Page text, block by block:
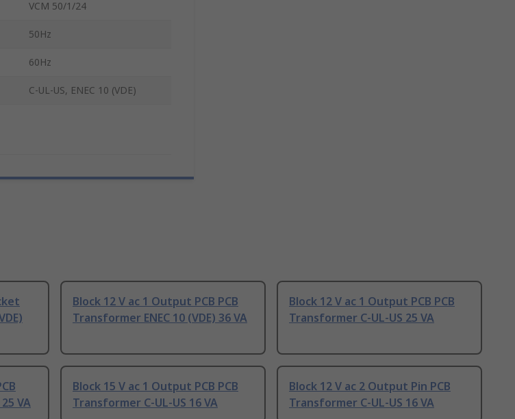
VCM 50/1/24
50Hz
60Hz
C-UL-US, ENEC 10 (VDE)
Block 12 V ac 1 Output PCB PCB
Transformer ENEC 10 (VDE) 36 VA
Block 12 V ac 1 Output PCB PCB
Transformer C-UL-US 25 VA
VA
Block 15 V ac 1 Output PCB PCB
Transformer C-UL-US 16 VA
Block 12 V ac 2 Output Pin PCB
Transformer C-UL-US 16 VA